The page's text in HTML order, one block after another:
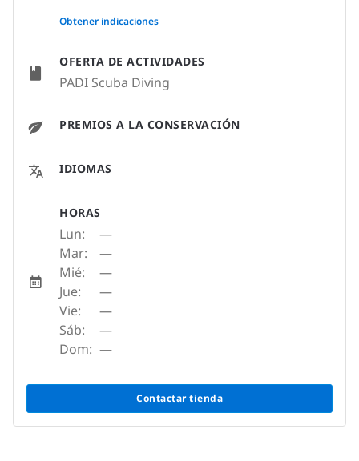
OFERTA DE ACTIVIDADES
PADI Scuba Diving
PREMIOS A LA CONSERVACIÓN
IDIOMAS
HORAS
Lun:
—
Mar:
—
Mié:
—
Jue:
—
Vie:
—
Sáb:
—
Dom: —
Contactar tienda
None
Obtener indicaciones